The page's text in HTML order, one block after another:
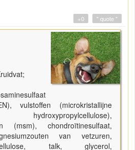
" quote "
+0
vulstoffen (microkristallijne
(msm), chondroïtinesulfaat,
van vetzuren,
talk, glycerol,